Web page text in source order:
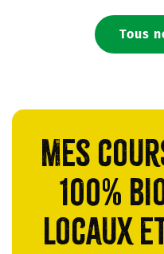
Tous
Mes
100%
locaux